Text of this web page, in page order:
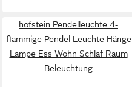
hofstein Pendelleuchte 4-
flammige Pendel Leuchte Hänge
Lampe Ess Wohn Schlaf Raum
Beleuchtung